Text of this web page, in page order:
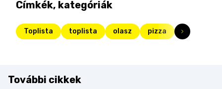
Címkék, kategóriák
Toplista toplista olasz pizza
További cikkek